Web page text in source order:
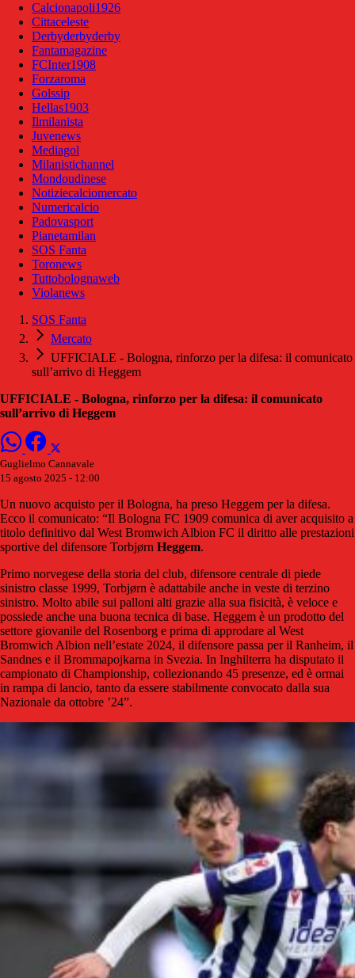
Calcionapoli1926
Cittaceleste
Derbyderbyderby
Fantamagazine
FCInter1908
Forzaroma
Golssip
Hellas1903
Ilmilanista
Juvenews
Mediagol
Milanistichannel
Mondoudinese
Notiziecalciomercato
Numericalcio
Padovasport
Pianetamilan
SOS Fanta
Toronews
Tuttobolognaweb
Violanews
SOS Fanta
Mercato
UFFICIALE - Bologna, rinforzo per la difesa: il comunicato
sull’arrivo di Heggem
UFFICIALE - Bologna, rinforzo per la difesa: il comunicato
sull’arrivo di Heggem
Guglielmo Cannavale
15 agosto 2025 - 12:00
Un nuovo acquisto per il Bologna, ha preso Heggem per la difesa.
Ecco il comunicato: “Il Bologna FC 1909 comunica di aver acquisito a
titolo definitivo dal West Bromwich Albion FC il diritto alle prestazioni
sportive del difensore Torbjørn Heggem.
Primo norvegese della storia del club, difensore centrale di piede
sinistro classe 1999, Torbjørn è adattabile anche in veste di terzino
sinistro. Molto abile sui palloni alti grazie alla sua fisicità, è veloce e
possiede anche una buona tecnica di base. Heggem è un prodotto del
settore giovanile del Rosenborg e prima di approdare al West
Bromwich Albion nell’estate 2024, il difensore passa per il Ranheim, il
Sandnes e il Brommapojkarna in Svezia. In Inghilterra ha disputato il
campionato di Championship, collezionando 45 presenze, ed è ormai
in rampa di lancio, tanto da essere stabilmente convocato dalla sua
Nazionale da ottobre ’24”.